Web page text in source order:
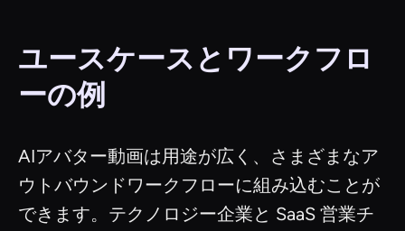
ユースケースとワークフロ
ーの例
AIアバター動画は用途が広く、さまざまなア
ウトバウンドワークフローに組み込むことが
できます。テクノロジー企業と SaaS 営業チ